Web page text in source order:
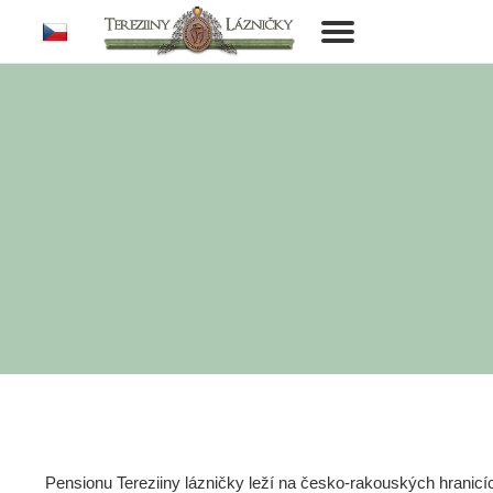
Toggle
Pensionu Tereziiny lázničky leží na česko-rakouských